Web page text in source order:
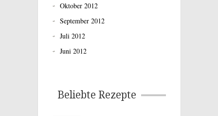
Oktober 2012
September 2012
Juli 2012
Juni 2012
Beliebte Rezepte